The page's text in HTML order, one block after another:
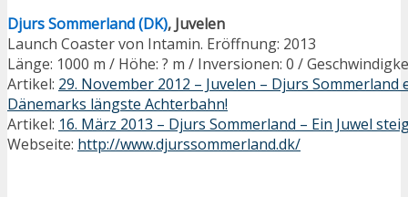
Djurs Sommerland (DK), Juvelen
Launch Coaster von Intamin. Eröffnung: 2013
Länge: 1000 m / Höhe: ? m / Inversionen: 0 /
Artikel: 29. November 2012 – Juvelen – Djurs Sommerland
Dänemarks längste Achterbahn!
Artikel: 16. März 2013 – Djurs Sommerland – Ein Juwel
Webseite: http://www.djurssommerland.dk/